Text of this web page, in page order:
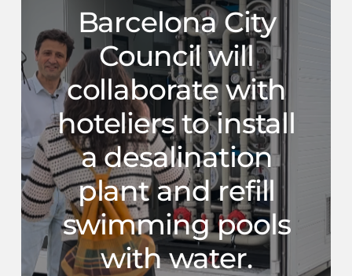
Barcelona City
Council will
collaborate with
hoteliers to install
a desalination
plant and refill
swimming pools
with water.